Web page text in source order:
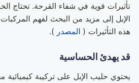
تأثيرات قوية في شفاء القرحة. تحتاج
الإبل إلى مزيد من البحث لفهم
هذه التأثيرات ( المصدر ).
قد يهدئ الحساسية
يحتوي حليب الإبل على تركيبة كيميائية